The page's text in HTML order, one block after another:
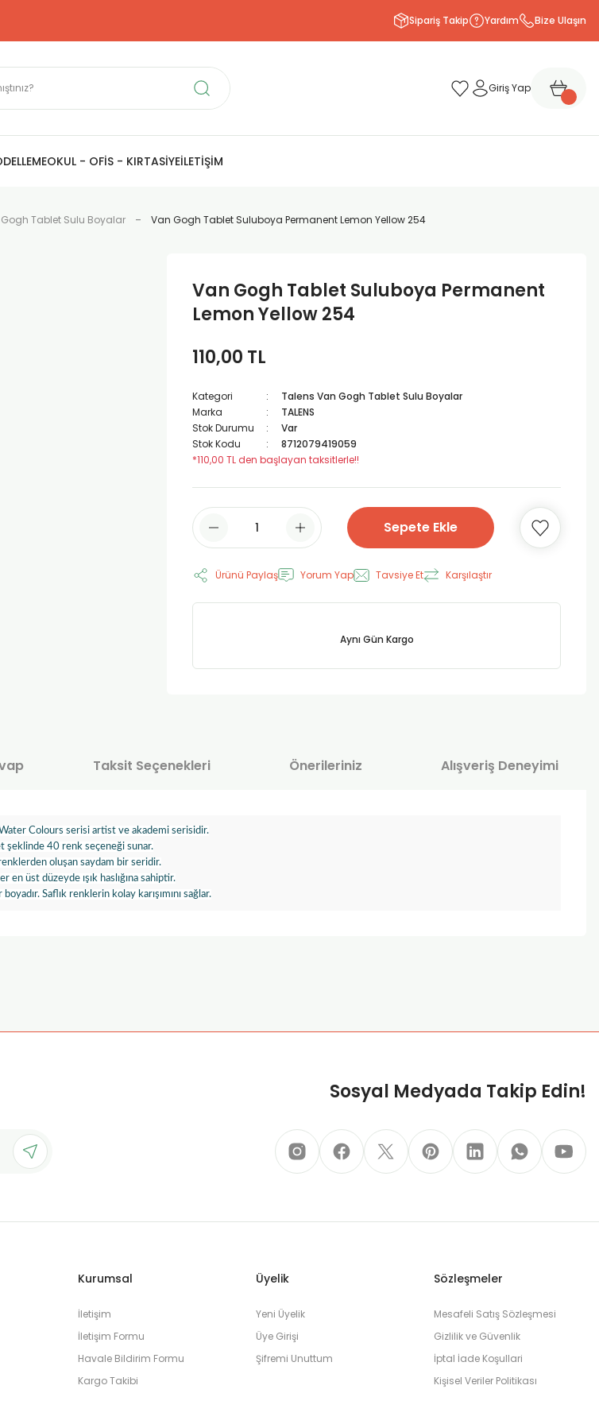
Sipariş Takip Yardım Bize Ulaşın
Giriş Yap
OKUL - OFİS - KIRTASİYEİLETİŞİM
Tablet Sulu Boyalar Van Gogh Tablet Suluboya Permanent Lemon Yellow 254
Van Gogh Tablet Suluboya Permanent
Lemon Yellow 254
110,00 TL
Kategori
Talens Van Gogh Tablet Sulu Boyalar
Marka
TALENS
Stok Durumu
Var
Stok Kodu
8712079419059
*110,00 TL den başlayan taksitlerle!!
Sepete Ekle
Ürünü Paylaş Yorum Yap Tavsiye Et Karşılaştır
Aynı Gün Kargo
Taksit Seçenekleri Önerileriniz Alışveriş Deneyimi
Water Colours serisi artist ve akademi serisidir.
şeklinde 40 renk seçeneği sunar.
oluşan saydam bir seridir.
en üst düzeyde ışık haslığına sahiptir.
Saflık renklerin kolay karışımını sağlar.
Sosyal Medyada Takip Edin!
Kurumsal
İletişim
İletişim Formu
Havale Bildirim Formu
Kargo Takibi
Üyelik
Yeni Üyelik
Üye Girişi
Şifremi Unuttum
Sözleşmeler
Mesafeli Satış Sözleşmesi
Gizlilik ve Güvenlik
İptal İade Koşullari
Kişisel Veriler Politikası